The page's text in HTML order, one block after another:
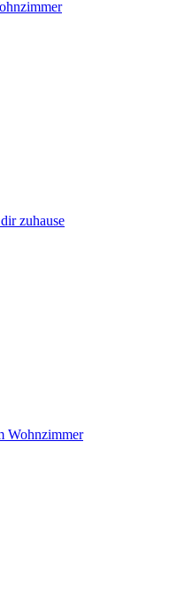
zuhause
Wohnzimmer